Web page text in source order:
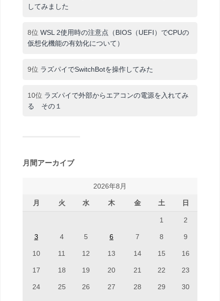
してみました
8位 WSL 2使用時の注意点（BIOS（UEFI）でCPUの
仮想化機能の有効化について）
9位 ラズパイでSwitchBotを操作してみた
10位 ラズパイで外部からエアコンの電源を入れてみ
る その１
月間アーカイブ
2026年8月
月 火 水 木 金 土 日
1 2
3 4 5 6 7 8 9
10 11 12 13 14 15 16
17 18 19 20 21 22 23
24 25 26 27 28 29 30